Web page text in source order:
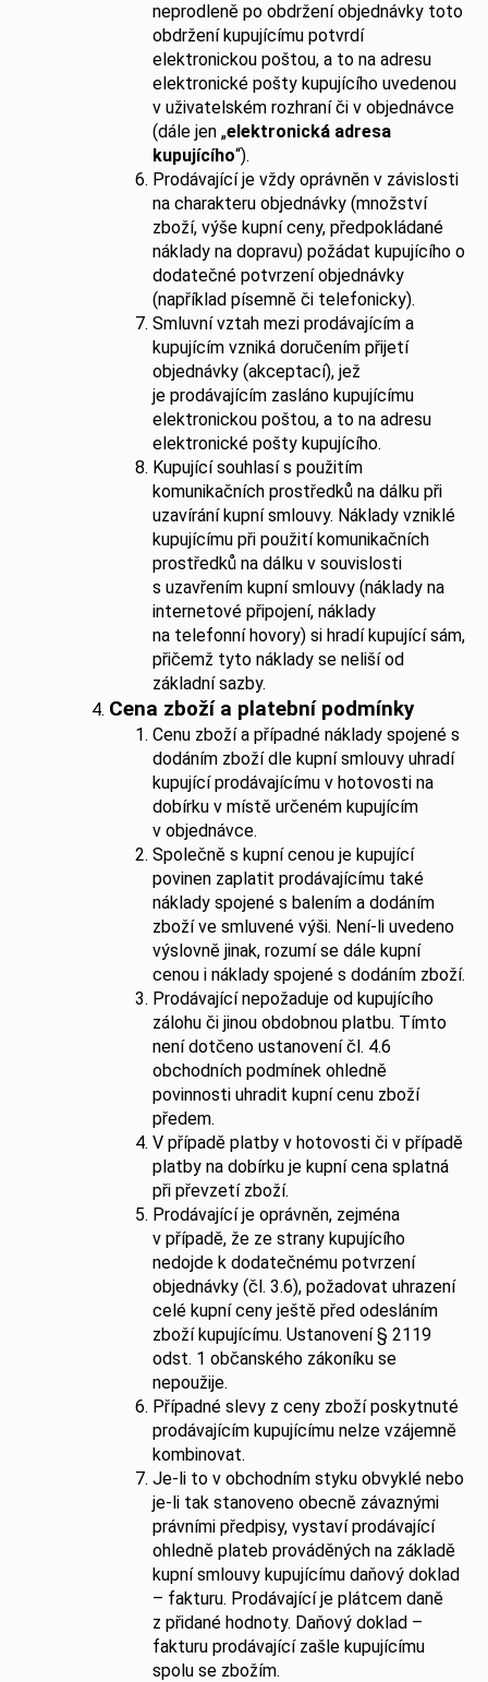
neprodleně po obdržení objednávky toto
obdržení kupujícímu potvrdí
elektronickou poštou, a to na adresu
elektronické pošty kupujícího uvedenou
v uživatelském rozhraní či v objednávce
(dále jen „elektronická adresa
kupujícího“).
Prodávající je vždy oprávněn v závislosti
na charakteru objednávky (množství
zboží, výše kupní ceny, předpokládané
náklady na dopravu) požádat kupujícího o
dodatečné potvrzení objednávky
(například písemně či telefonicky).
Smluvní vztah mezi prodávajícím a
kupujícím vzniká doručením přijetí
objednávky (akceptací), jež
je prodávajícím zasláno kupujícímu
elektronickou poštou, a to na adresu
elektronické pošty kupujícího.
Kupující souhlasí s použitím
komunikačních prostředků na dálku při
uzavírání kupní smlouvy. Náklady vzniklé
kupujícímu při použití komunikačních
prostředků na dálku v souvislosti
s uzavřením kupní smlouvy (náklady na
internetové připojení, náklady
na telefonní hovory) si hradí kupující sám,
přičemž tyto náklady se neliší od
základní sazby.
Cena zboží a platební podmínky
Cenu zboží a případné náklady spojené s
dodáním zboží dle kupní smlouvy uhradí
kupující prodávajícímu v hotovosti na
dobírku v místě určeném kupujícím
v objednávce.
Společně s kupní cenou je kupující
povinen zaplatit prodávajícímu také
náklady spojené s balením a dodáním
zboží ve smluvené výši. Není-li uvedeno
výslovně jinak, rozumí se dále kupní
cenou i náklady spojené s dodáním zboží.
Prodávající nepožaduje od kupujícího
zálohu či jinou obdobnou platbu. Tímto
není dotčeno ustanovení čl. 4.6
obchodních podmínek ohledně
povinnosti uhradit kupní cenu zboží
předem.
V případě platby v hotovosti či v případě
platby na dobírku je kupní cena splatná
při převzetí zboží.
Prodávající je oprávněn, zejména
v případě, že ze strany kupujícího
nedojde k dodatečnému potvrzení
objednávky (čl. 3.6), požadovat uhrazení
celé kupní ceny ještě před odesláním
zboží kupujícímu. Ustanovení § 2119
odst. 1 občanského zákoníku se
nepoužije.
Případné slevy z ceny zboží poskytnuté
prodávajícím kupujícímu nelze vzájemně
kombinovat.
Je-li to v obchodním styku obvyklé nebo
je-li tak stanoveno obecně závaznými
právními předpisy, vystaví prodávající
ohledně plateb prováděných na základě
kupní smlouvy kupujícímu daňový doklad
– fakturu. Prodávající je plátcem daně
z přidané hodnoty. Daňový doklad –
fakturu prodávající zašle kupujícímu
spolu se zbožím.